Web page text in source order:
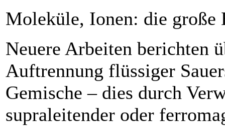
Moleküle, Ionen: die große
Neuere Arbeiten berichten
Auftrennung flüssiger
Gemische – dies durch
supraleitender oder